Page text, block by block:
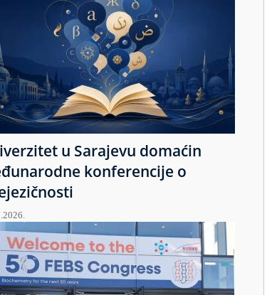
u Sarajevu domaćin
konferencije o